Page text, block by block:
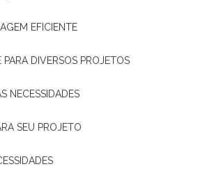
EFICIENTE
DIVERSOS PROJETOS
NECESSIDADES
SEU PROJETO